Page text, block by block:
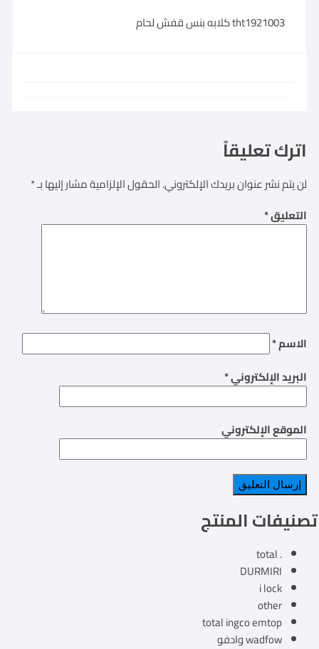
tht1921003 كلابه بنس قفش لحام
اترك تعليقاً
لن يتم نشر عنوان بريدك الإلكتروني.الحقول الإلزامية مشار إليها بـ*
التعليق*
الاسم*
البريد الإلكتروني*
الموقع الإلكتروني
تصنيفات المنتج
. total
DURMIRI
i lock
other
total ingco emtop
wadfow وادفو